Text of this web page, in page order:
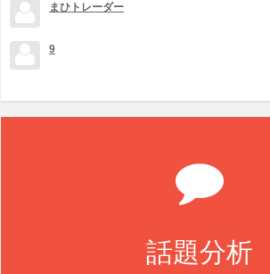
まひトレーダー
9
話題分析